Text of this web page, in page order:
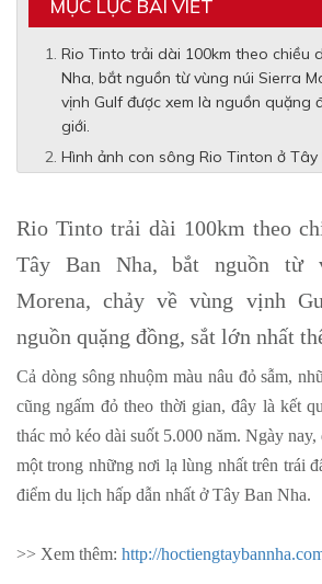
MỤC LỤC BÀI VIẾT
Rio Tinto trải dài 100km theo chiều
Nha, bắt nguồn từ vùng núi Sierra
vịnh Gulf được xem là nguồn quặng
giới.
Hình ảnh con sông Rio Tinton ở Tây
Rio Tinto trải dài 100km theo
Tây Ban Nha, bắt nguồn từ
Morena, chảy về vùng vịnh
nguồn quặng đồng, sắt lớn nhất
Cả dòng sông nhuộm màu nâu đỏ sẫm,
cũng ngấm đỏ theo thời gian, đây là kết
thác mỏ kéo dài suốt 5.000 năm. Ngày
một trong những nơi lạ lùng nhất trên trái
điểm du lịch hấp dẫn nhất ở Tây Ban Nha.
>> Xem thêm: http://